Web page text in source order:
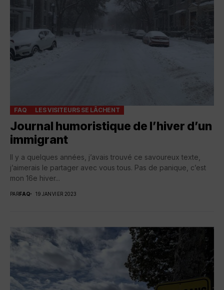
FAQ LES VISITEURS SE LÂCHENT
Journal humoristique de l’hiver d’un
immigrant
Il y a quelques années, j’avais trouvé ce savoureux texte,
j’aimerais le partager avec vous tous. Pas de panique, c’est
mon 16e hiver...
PARFAQ 19 JANVIER 2023